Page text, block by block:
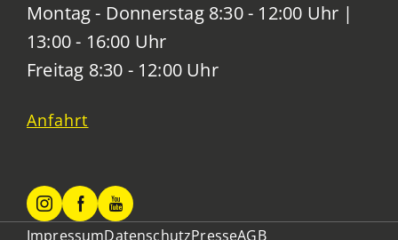
Montag - Donnerstag 8:30 - 12:00 Uhr |
13:00 - 16:00 Uhr
Freitag 8:30 - 12:00 Uhr
Anfahrt
ImpressumDatenschutzPresseAGB